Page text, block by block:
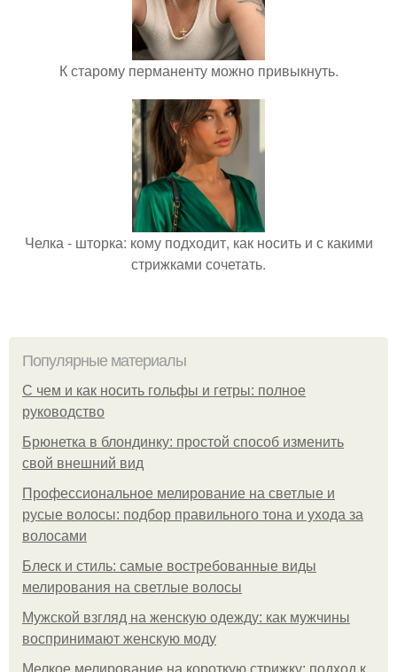
К старому перманенту можно привыкнуть.
Челка - шторка: кому подходит, как носить и с какими
стрижками сочетать.
Популярные материалы
С чем и как носить гольфы и гетры: полное
руководство
Брюнетка в блондинку: простой способ изменить
свой внешний вид
Профессиональное мелирование на светлые и
русые волосы: подбор правильного тона и ухода за
волосами
Блеск и стиль: самые востребованные виды
мелирования на светлые волосы
Мужской взгляд на женскую одежду: как мужчины
воспринимают женскую моду
Мелкое мелирование на короткую стрижку: подход к